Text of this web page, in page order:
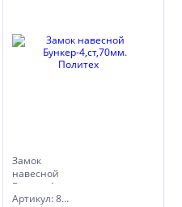
Замок
навесной
Бункер-4,ст,70мм.
Политех
Артикул: 8117270